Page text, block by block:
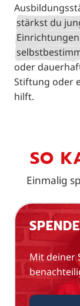
stärkst du
oder
Stiftung oder
hilft.
SO
Einmalig
Mit deiner